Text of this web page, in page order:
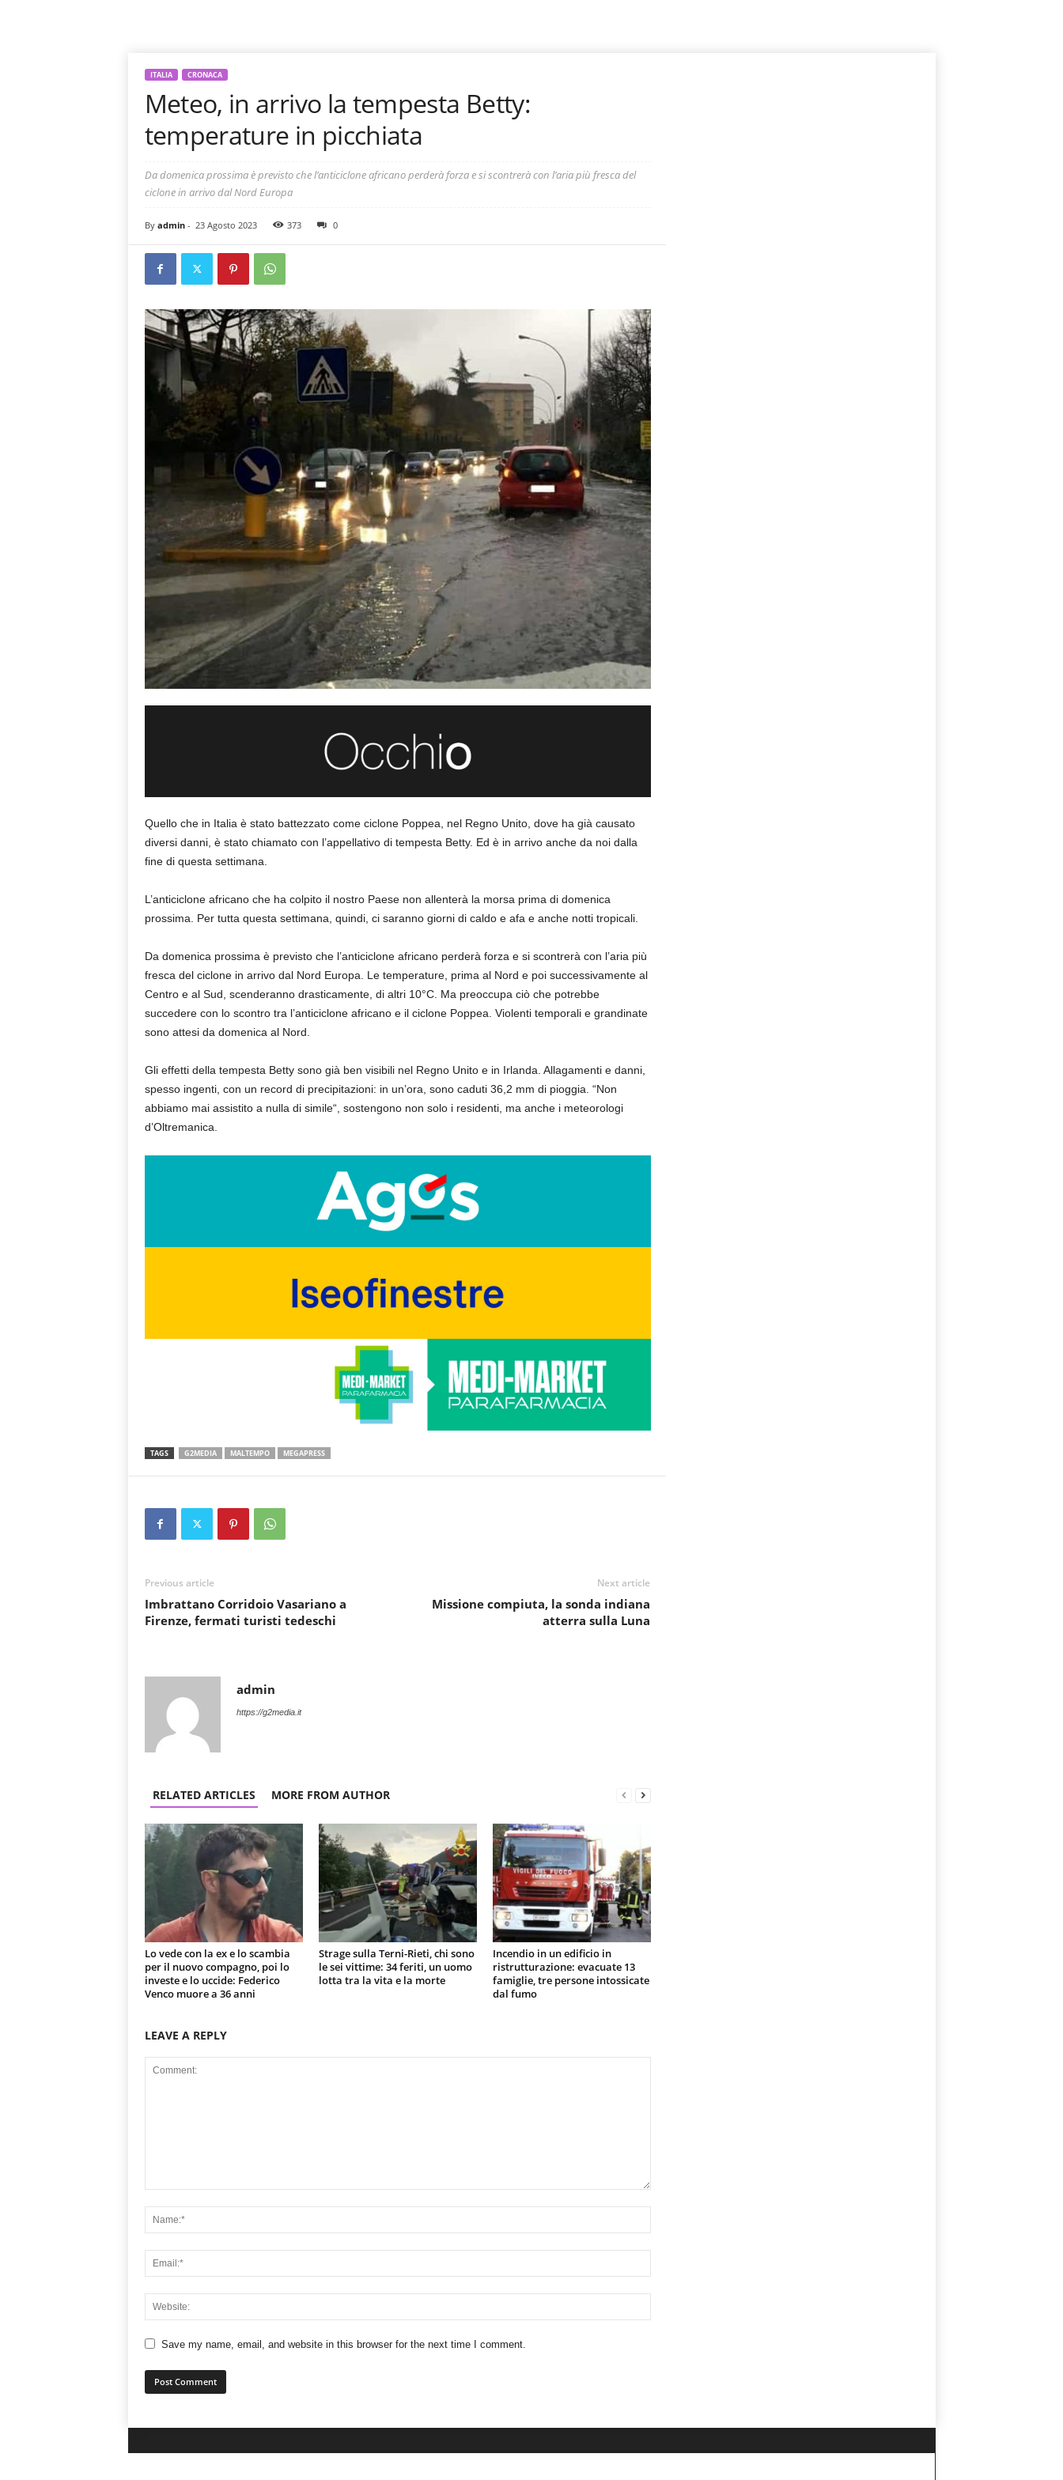
ITALIA CRONACA
Meteo, in arrivo la tempesta Betty:
temperature in picchiata
Da domenica prossima è previsto che l’anticiclone africano perderà forza e si scontrerà con l’aria più fresca del
ciclone in arrivo dal Nord Europa
By admin- 23 Agosto 2023 373 0
Quello che in Italia è stato battezzato come ciclone Poppea, nel Regno Unito, dove ha già causato
diversi danni, è stato chiamato con l’appellativo di tempesta Betty. Ed è in arrivo anche da noi dalla
fine di questa settimana.
L’anticiclone africano che ha colpito il nostro Paese non allenterà la morsa prima di domenica
prossima. Per tutta questa settimana, quindi, ci saranno giorni di caldo e afa e anche notti tropicali.
Da domenica prossima è previsto che l’anticiclone africano perderà forza e si scontrerà con l’aria più
fresca del ciclone in arrivo dal Nord Europa. Le temperature, prima al Nord e poi successivamente al
Centro e al Sud, scenderanno drasticamente, di altri 10°C. Ma preoccupa ciò che potrebbe
succedere con lo scontro tra l’anticiclone africano e il ciclone Poppea. Violenti temporali e grandinate
sono attesi da domenica al Nord.
Gli effetti della tempesta Betty sono già ben visibili nel Regno Unito e in Irlanda. Allagamenti e danni,
spesso ingenti, con un record di precipitazioni: in un’ora, sono caduti 36,2 mm di pioggia. “Non
abbiamo mai assistito a nulla di simile“, sostengono non solo i residenti, ma anche i meteorologi
d’Oltremanica.
TAGS G2MEDIA MALTEMPO MEGAPRESS
Previous article
Imbrattano Corridoio Vasariano a
Firenze, fermati turisti tedeschi
Next article
Missione compiuta, la sonda indiana
atterra sulla Luna
admin
https://g2media.it
RELATED ARTICLES MORE FROM AUTHOR
Lo vede con la ex e lo scambia
per il nuovo compagno, poi lo
investe e lo uccide: Federico
Venco muore a 36 anni
Strage sulla Terni-Rieti, chi sono
le sei vittime: 34 feriti, un uomo
lotta tra la vita e la morte
Incendio in un edificio in
ristrutturazione: evacuate 13
famiglie, tre persone intossicate
dal fumo
LEAVE A REPLY
Save my name, email, and website in this browser for the next time I comment.